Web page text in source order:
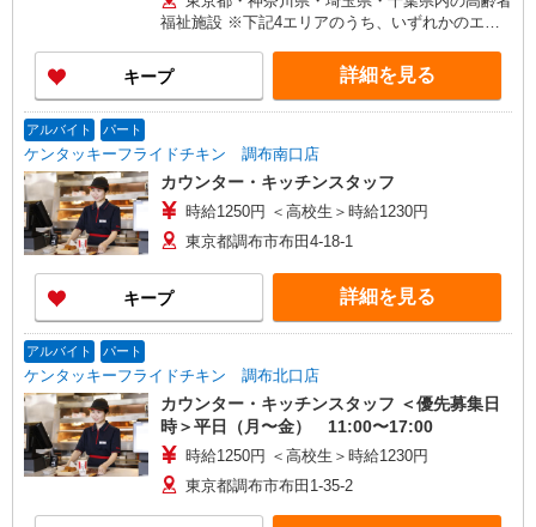
に応じて決定します。 賞与年2回
福祉施設 ※下記4エリアのうち、いずれかのエリ
範囲は、お住まいやご希望を考慮して決定いたし
ますのでご相談ください。 ［1］東京エリア
… 八王子市、立川市、府中市、調布市、狛江市
［3］千葉エリア … 千葉市緑区、船橋市、市原
市、木更津市、松戸市、柏市、流山市 ［4］埼玉
エリア … さいたま市大宮区、所沢市、入間
市、狭山市、和光市、朝霞市
キープ 詳細を見る
アルバイト パート
ケンタッキーフライドチキン 調布南口店
カウンター・キッチンスタッフ
時給1250円 ＜高校生＞時給1230円
東京都調布市布田4-18-1
キープ 詳細を見る
アルバイト パート
ケンタッキーフライドチキン 調布北口店
カウンター・キッチンスタッフ ＜優先募集日
時＞平日（月〜金） 11:00〜17:00
時給1250円 ＜高校生＞時給1230円
東京都調布市布田1-35-2